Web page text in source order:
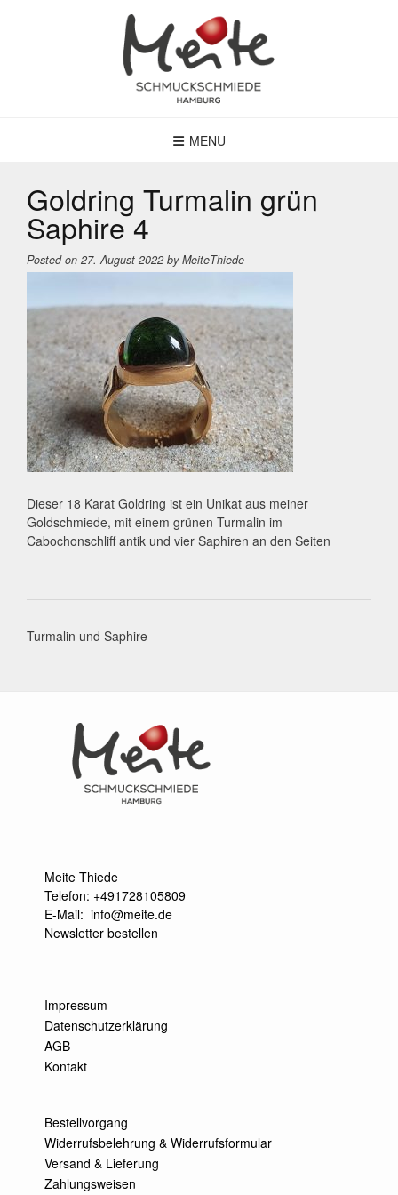
MENU
Goldring Turmalin grün
Saphire 4
Posted on 27. August 2022 byMeiteThiede
Dieser 18 Karat Goldring ist ein Unikat aus meiner
Goldschmiede, mit einem grünen Turmalin im
Cabochonschliff antik und vier Saphiren an den Seiten
Post
Turmalin und Saphire
Meite Thiede
Telefon: +491728105809
E-Mail: info@meite.de
Newsletter bestellen
Impressum
Datenschutzerklärung
AGB
Kontakt
Bestellvorgang
Widerrufsbelehrung & Widerrufsformular
Versand & Lieferung
Zahlungsweisen